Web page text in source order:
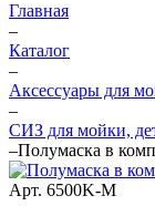
Главная
–
Каталог
–
Аксессуары для
–
СИЗ для мойки,
–Полумаска в
Арт. 6500K-M